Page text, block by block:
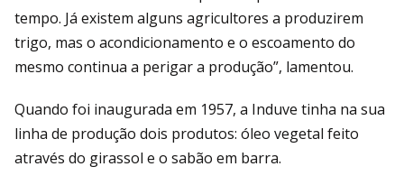
tempo. Já existem alguns agricultores a produzirem
trigo, mas o acondicionamento e o escoamento do
mesmo continua a perigar a produção”, lamentou.
Quando foi inaugurada em 1957, a Induve tinha na sua
linha de produção dois produtos: óleo vegetal feito
através do girassol e o sabão em barra.